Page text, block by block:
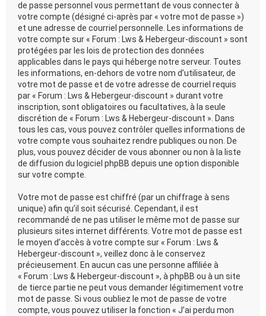
de passe personnel vous permettant de vous connecter à
votre compte (désigné ci-après par « votre mot de passe »)
et une adresse de courriel personnelle. Les informations de
votre compte sur « Forum : Lws & Hebergeur-discount » sont
protégées par les lois de protection des données
applicables dans le pays qui héberge notre serveur. Toutes
les informations, en-dehors de votre nom d’utilisateur, de
votre mot de passe et de votre adresse de courriel requis
par « Forum : Lws & Hebergeur-discount » durant votre
inscription, sont obligatoires ou facultatives, à la seule
discrétion de « Forum : Lws & Hebergeur-discount ». Dans
tous les cas, vous pouvez contrôler quelles informations de
votre compte vous souhaitez rendre publiques ou non. De
plus, vous pouvez décider de vous abonner ou non à la liste
de diffusion du logiciel phpBB depuis une option disponible
sur votre compte.
Votre mot de passe est chiffré (par un chiffrage à sens
unique) afin qu’il soit sécurisé. Cependant, il est
recommandé de ne pas utiliser le même mot de passe sur
plusieurs sites internet différents. Votre mot de passe est
le moyen d’accès à votre compte sur « Forum : Lws &
Hebergeur-discount », veillez donc à le conservez
précieusement. En aucun cas une personne affiliée à
« Forum : Lws & Hebergeur-discount », à phpBB ou à un site
de tierce partie ne peut vous demander légitimement votre
mot de passe. Si vous oubliez le mot de passe de votre
compte, vous pouvez utiliser la fonction « J’ai perdu mon